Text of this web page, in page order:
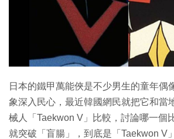
日本的鐵甲萬能俠是不少男生的童年偶
象深入民心，最近韓國網民就把它和當
械人「Taekwon V」比較，討論哪一個
就突破「盲腸」，到底是「Taekwon V